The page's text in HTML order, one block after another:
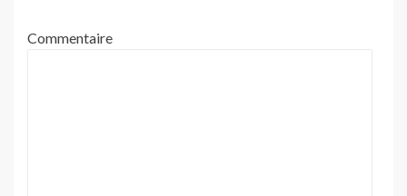
Commentaire